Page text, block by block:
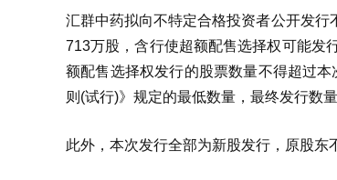
汇群中药拟向不特定合格投资者公开发
713万股，含行使超额配售选择权可能发
额配售选择权发行的股票数量不得超过
则(试行)》规定的最低数量，最终发行数
此外，本次发行全部为新股发行，原股东